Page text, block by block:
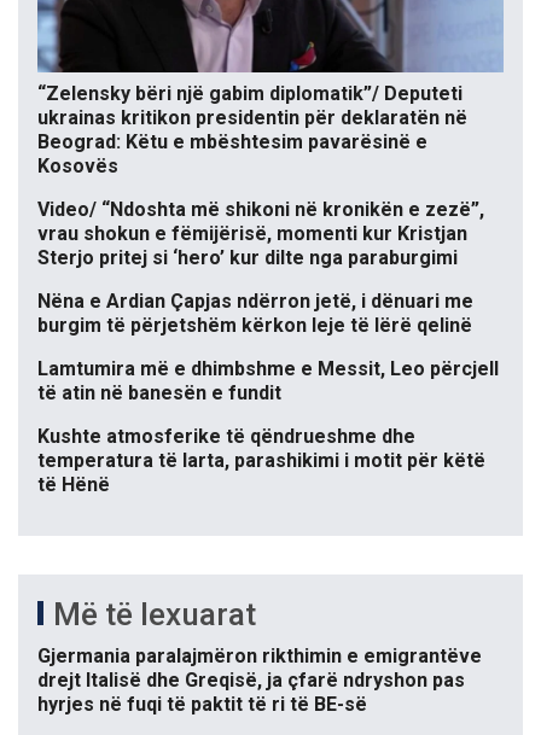
“Zelensky bëri një gabim diplomatik”/ Deputeti
ukrainas kritikon presidentin për deklaratën në
Beograd: Këtu e mbështesim pavarësinë e
Kosovës
Video/ “Ndoshta më shikoni në kronikën e zezë”,
vrau shokun e fëmijërisë, momenti kur Kristjan
Sterjo pritej si ‘hero’ kur dilte nga paraburgimi
Nëna e Ardian Çapjas ndërron jetë, i dënuari me
burgim të përjetshëm kërkon leje të lërë qelinë
Lamtumira më e dhimbshme e Messit, Leo përcjell
të atin në banesën e fundit
Kushte atmosferike të qëndrueshme dhe
temperatura të larta, parashikimi i motit për këtë
të Hënë
Më të lexuarat
Gjermania paralajmëron rikthimin e emigrantëve
drejt Italisë dhe Greqisë, ja çfarë ndryshon pas
hyrjes në fuqi të paktit të ri të BE-së